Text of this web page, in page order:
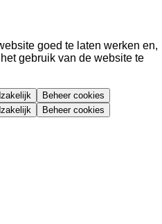
goed te laten werken en,
gebruik van de website te
Beheer cookies
Beheer cookies